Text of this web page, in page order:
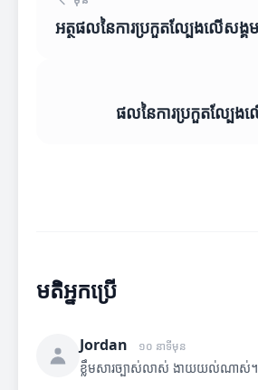
អត្ថផលនៃការប្រកួតល្បែងលើសង្គម
ផលនៃការប្រកួតល្បែងល
មតិអ្នកប្រើ
Jordan ១០ នាទីមុន
ខ្លឹមសារច្បាស់លាស់ ងាយយល់ណាស់។